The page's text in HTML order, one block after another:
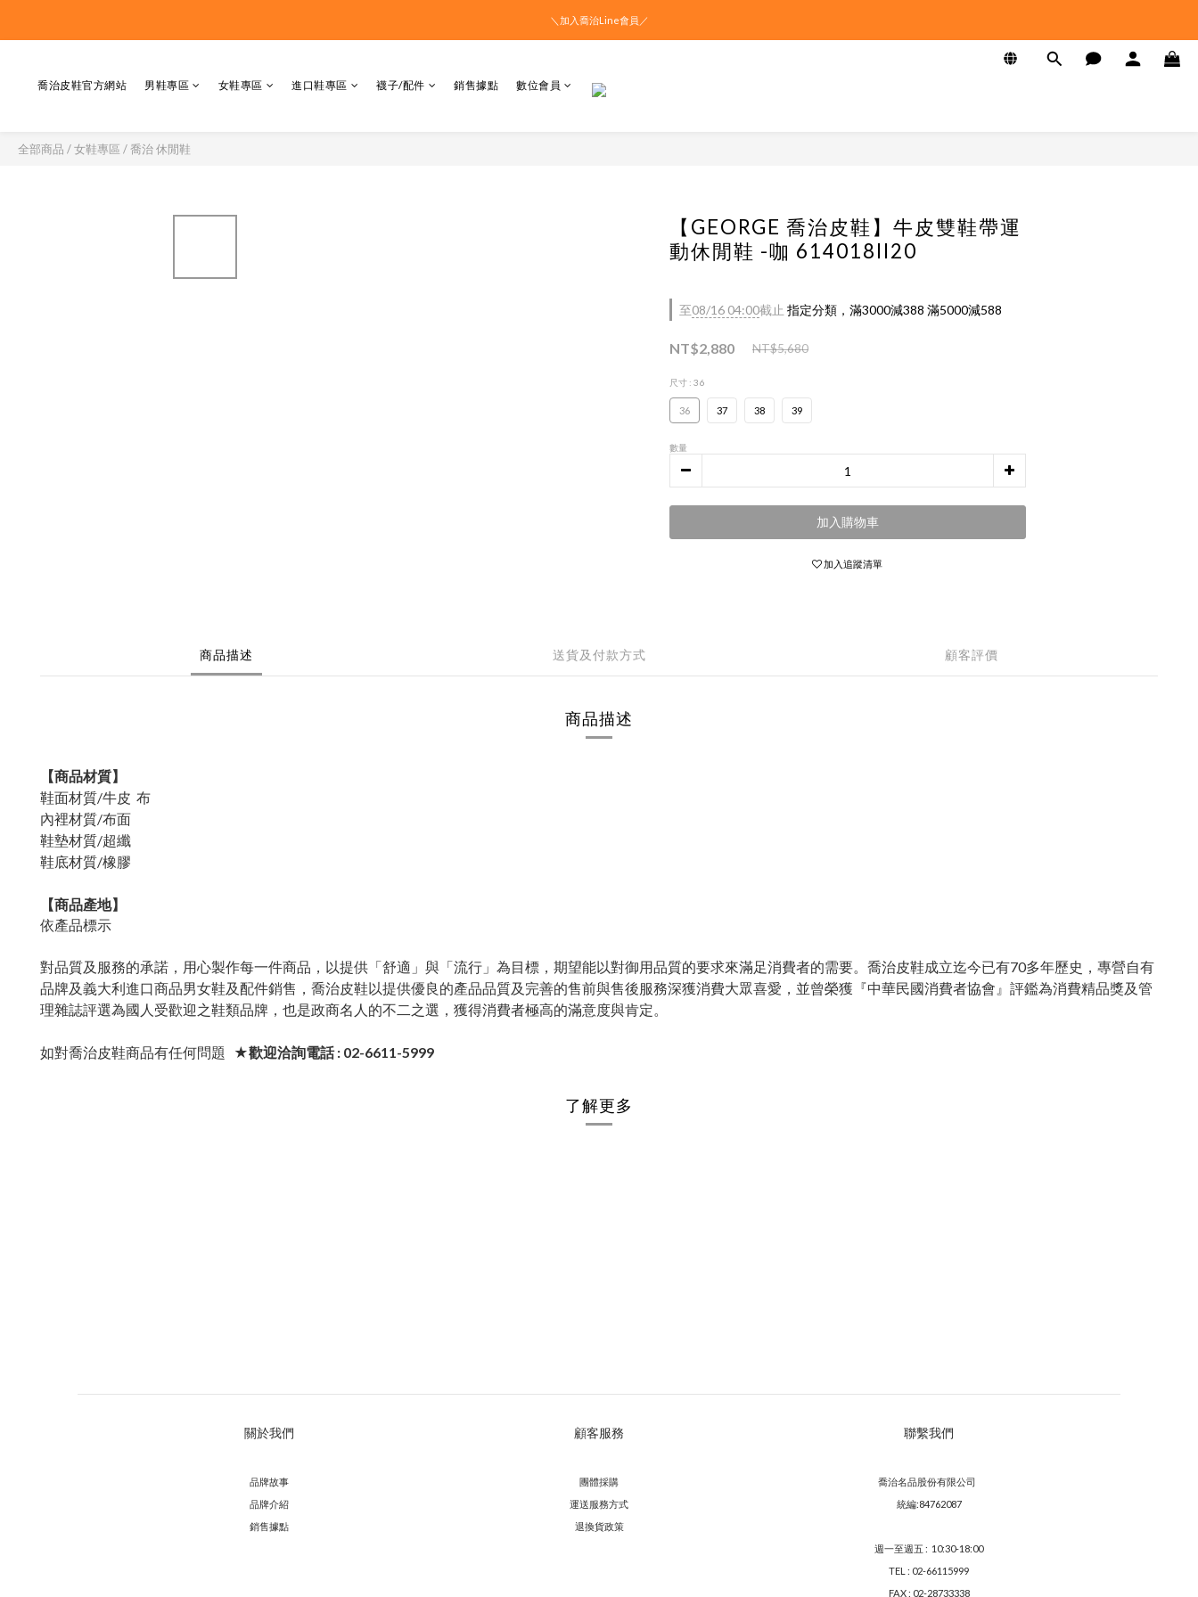
＼加入喬治Line會員／
喬治皮鞋官方網站 男鞋專區 女鞋專區 進口鞋專區 襪子/配件 銷售據點 數位會員
全部商品 /女鞋專區 /喬治 休閒鞋
【GEORGE 喬治皮鞋】牛皮雙鞋帶運
動休閒鞋 -咖 614018II20
至08/16 04:00截止 指定分類，滿3000減388 滿5000減588
NT$2,880 NT$5,680
尺寸 : 36
36 37 38 39
數量
加入購物車
加入追蹤清單
商品描述 送貨及付款方式 顧客評價
商品描述
【商品材質】
鞋面材質/牛皮 布
內裡材質/布面
鞋墊材質/超纖
鞋底材質/橡膠
【商品產地】
依產品標示
對品質及服務的承諾，用心製作每一件商品，以提供「舒適」與「流行」為目標，期望能以對御用品質的要求來滿足消費者的需要。喬治皮鞋成立迄今已有70多年歷史，專營自有
品牌及義大利進口商品男女鞋及配件銷售，喬治皮鞋以提供優良的產品品質及完善的售前與售後服務深獲消費大眾喜愛，並曾榮獲『中華民國消費者協會』評鑑為消費精品獎及管
理雜誌評選為國人受歡迎之鞋類品牌，也是政商名人的不二之選，獲得消費者極高的滿意度與肯定。
如對喬治皮鞋商品有任何問題 ★歡迎洽詢電話 : 02-6611-5999
了解更多
關於我們
品牌故事
品牌介紹
銷售據點
顧客服務
團體採購
運送服務方式
退換貨政策
聯繫我們
喬治名品股份有限公司
統編:84762087
週一至週五 : 10:30-18:00
TEL : 02-66115999
FAX : 02-28733338